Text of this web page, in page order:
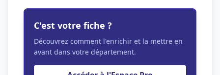
C'est votre fiche ?
Découvrez comment l'enrichir et la mettre en
avant dans votre département.